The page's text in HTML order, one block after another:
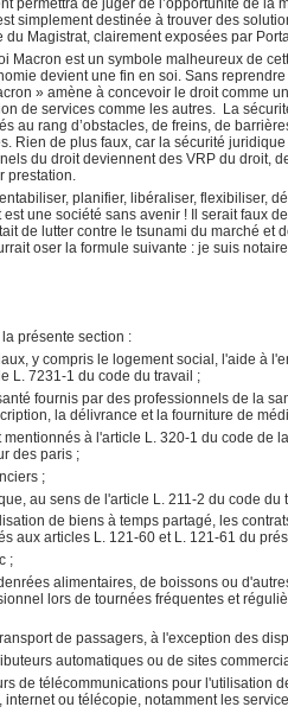
permettra de juger de l’opportunité de la
simplement destinée à trouver des
Magistrat, clairement exposées par
Macron est un symbole malheureux de
devient une fin en soi. Sans
» amène à concevoir le droit comme
de services comme les autres. La
au rang d’obstacles, de freins, de
Rien de plus faux, car la sécurité
du droit deviennent des VRP du droit,
prestation.
planifier, libéraliser, flexibiliser,
une société sans avenir ! Il serait faux
de lutter contre le tsunami du marché et
oser la formule suivante : je suis
présente section :
y compris le logement social, l'aide à
L. 7231-1 du code du travail ;
fournis par des professionnels de la
la délivrance et la fourniture de
mentionnés à l'article L. 320-1 du code de
des paris ;
;
au sens de l'article L. 211-2 du code du
de biens à temps partagé, les
aux articles L. 121-60 et L. 121-61 du
;
alimentaires, de boissons ou
lors de tournées fréquentes et
de passagers, à l'exception des
automatiques ou de sites
de télécommunications pour l'utilisation
ou télécopie, notamment les